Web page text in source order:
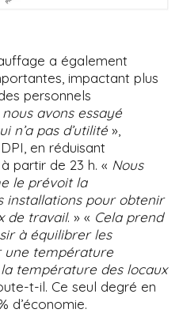
a également
impactant plus
personnels
nous avons essayé
n’a pas d’utilité »,
en réduisant
partir de 23 h. « Nous
le prévoit la
installations pour obtenir
de travail. » « Cela prend
à équilibrer les
une température
température des locaux
t-il. Ce seul degré en
% d’économie.